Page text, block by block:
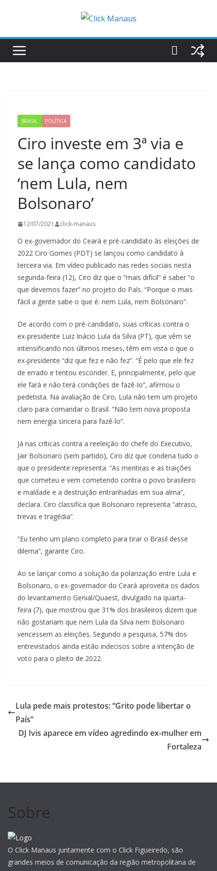
conteúdo
BRASIL POLÍTICA
Ciro investe em 3ª via e
se lança como candidato
‘nem Lula, nem
Bolsonaro’
12/07/2021 click-manaus
O ex-governador do Ceará e pré-candidato às eleições de
2022 Ciro Gomes (PDT) se lançou como candidato à
terceira via. Em vídeo publicado nas redes sociais nesta
segunda-feira (12), Ciro diz que o “mais difícil” é saber “o
que devemos fazer” no projeto do País. “Porque o mais
fácil a gente sabe o que é: nem Lula, nem Bolsonaro”.
De acordo com o pré-candidato, suas críticas contra o
ex-presidente Luiz Inácio Lula da Silva (PT), que vêm se
intensificando nos últimos meses, têm em vista o que o
ex-presidente “diz que fez e não fez”. “É pelo que ele fez
de errado e tentou esconder. E, principalmente, pelo que
ele fará e não terá condições de fazê-lo”, afirmou o
pedetista. Na avaliação de Ciro, Lula não tem um projeto
claro para comandar o Brasil. “Não tem nova proposta
nem energia sincera para fazê-lo”.
Já nas críticas contra a reeleição do chefe do Executivo,
Jair Bolsonaro (sem partido), Ciro diz que condena tudo o
que o presidente representa. “As mentiras e as traições
que cometeu e vem cometendo contra o povo brasileiro
e maldade e a destruição entranhadas em sua alma”,
declara. Ciro classifica que Bolsonaro representa “atraso,
trevas e tragédia”.
“Eu tenho um plano completo para tirar o Brasil desse
dilema”, garante Ciro.
Ao se lançar como a solução da polarização entre Lula e
Bolsonaro, o ex-governador do Ceará aproveita os dados
do levantamento Genial/Quaest, divulgado na quarta-
feira (7), que mostrou que 31% dos brasileiros dizem que
não gostariam que nem Lula da Silva nem Bolsonaro
vencessem as eleições. Segundo a pesquisa, 57% dos
entrevistados ainda estão indecisos sobre a intenção de
voto para o pleito de 2022.
Lula pede mais protestos: “Grito pode libertar o
País”
DJ Ivis aparece em vídeo agredindo ex-mulher em
Fortaleza
Sobre
O Click Manaus juntamente com o Click Figueiredo, são
grandes meios de comunicação da região metropolitana de